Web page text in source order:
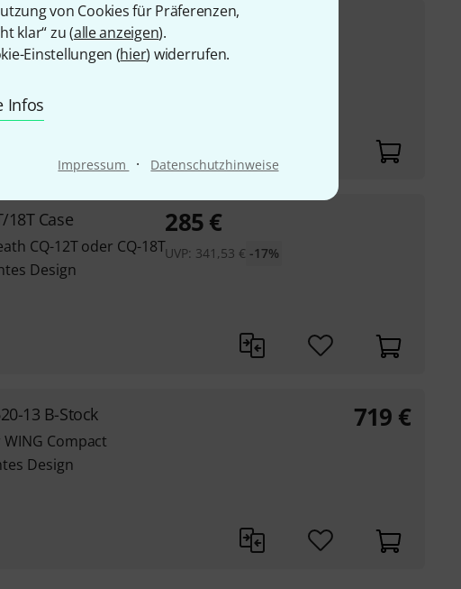
von Cookies für Präferenzen,
klar“ zu (alle anzeigen).
Einstellungen (hier) widerrufen.
Infos
Impressum · Datenschutzhinweise
Mixer Case599€
UVP:746,13 € -20%
18T Case
CQ-12T oder CQ-18T
Design
285€
UVP: 341,53 € -17%
13 B-Stock
Compact
Design
719 €